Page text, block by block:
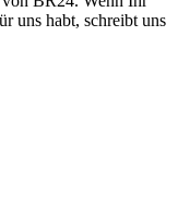
uns habt, schreibt uns